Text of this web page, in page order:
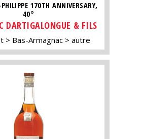
PHILIPPE 170TH ANNIVERSARY,
40°
DARTIGALONGUE & FILS
Bas-Armagnac autre